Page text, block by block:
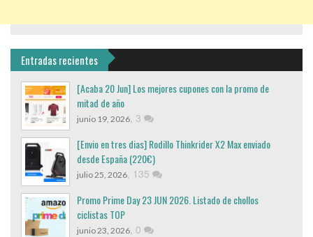
Entradas recientes
[Acaba 20 Jun] Los mejores cupones con la promo de
mitad de año
junio 19, 2026, 3
[Envio en tres dias] Rodillo Thinkrider X2 Max enviado
desde España (220€)
julio 25, 2026, 135
Promo Prime Day 23 JUN 2026. Listado de chollos
ciclistas TOP
junio 23, 2026, 0